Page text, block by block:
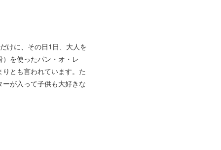
けに、その日1日、大人を
を使ったパン・オ・レ
とも言われています。た
が入って子供も大好きな